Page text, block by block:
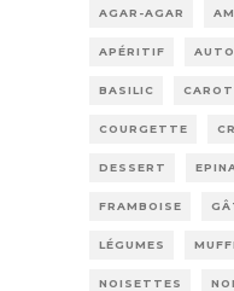
AGAR-AGAR
APÉRITIF
BASILIC
COURGETTE
DESSERT
FRAMBOISE
LÉGUMES
NOISETTES